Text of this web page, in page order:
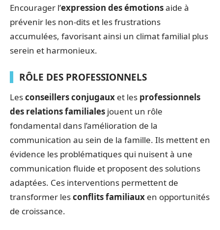
Encourager l’expression des émotionsaide à
prévenir les non-dits et les frustrations
accumulées, favorisant ainsi un climat familial plus
serein et harmonieux.
RÔLE DES PROFESSIONNELS
Lesconseillers conjugaux et les professionnels
des relations familiales jouent un rôle
fondamental dans l’amélioration de la
communication au sein de la famille. Ils mettent en
évidence les problématiques qui nuisent à une
communication fluide et proposent des solutions
adaptées. Ces interventions permettent de
transformer lesconflits familiaux en opportunités
de croissance.